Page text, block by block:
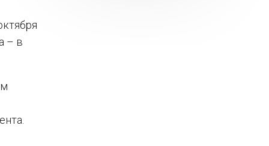
– в